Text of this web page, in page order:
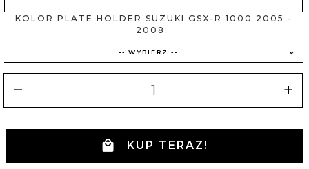
KOLOR PLATE HOLDER SUZUKI GSX-R 1000 2005 -
2008:
-- WYBIERZ --
KUP TERAZ!